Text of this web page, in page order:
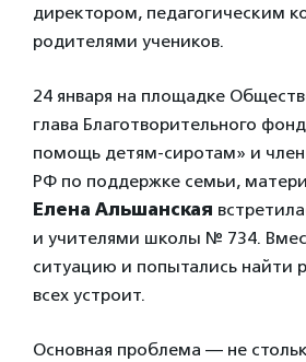
директором, педагогическим
родителями учеников.
24 января на площадке
глава Благотворительного
помощь детям-сиротам» и
РФ по поддержке семьи,
Елена Альшанская
и учителями школы № 734.
ситуацию и попытались найти
всех устроит.
Основная проблема — не